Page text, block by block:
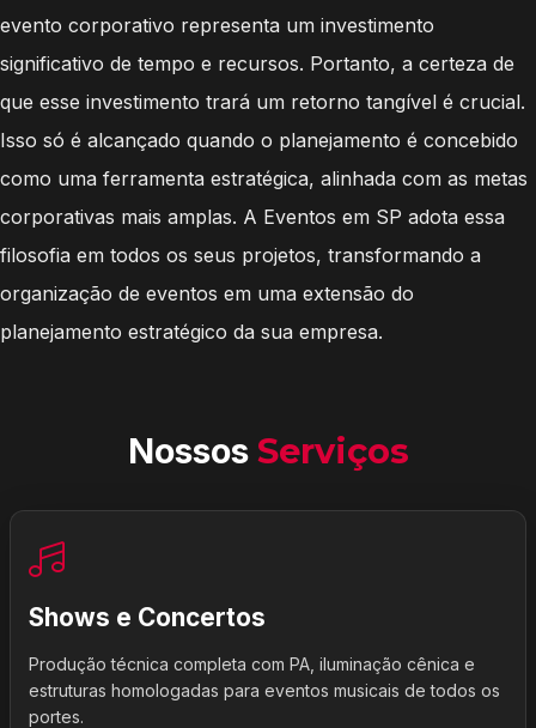
evento corporativo representa um investimento
significativo de tempo e recursos. Portanto, a certeza de
que esse investimento trará um retorno tangível é crucial.
Isso só é alcançado quando o planejamento é concebido
como uma ferramenta estratégica, alinhada com as metas
corporativas mais amplas. A Eventos em SP adota essa
filosofia em todos os seus projetos, transformando a
organização de eventos em uma extensão do
planejamento estratégico da sua empresa.
Nossos Serviços
Shows e Concertos
Produção técnica completa com PA, iluminação cênica e
estruturas homologadas para eventos musicais de todos os
portes.